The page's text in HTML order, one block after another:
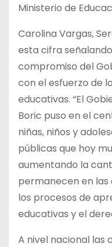
Ministerio de
Carolina Vargas,
esta cifra
compromiso del
con el esfuerzo de
educativas. “El
Boric puso en el
niñas, niños y
públicas que hoy
aumentando la
permanecen en las
los procesos de
educativas y el
A nivel nacional las